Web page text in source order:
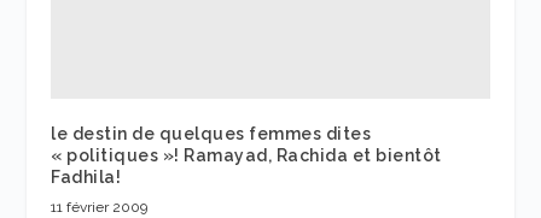
le destin de quelques femmes dites
« politiques »! Ramayad, Rachida et bientôt
Fadhila!
11 février 2009